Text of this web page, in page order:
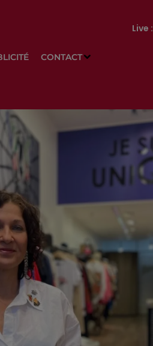
CONTACT
Live :